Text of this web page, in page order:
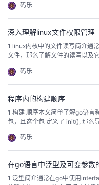
子
直
播
的
活
动
我
的
关
注
我
的
开
发
者
我
的
Programs
我
的
支
码。如果目标程序具有高权限，
件的访问权限。利用特权提升漏
码乐
深入理解linux文件权限管理
1 linux内核中的文件读写简介通
文件，那么了解文件的读写以及
所有的外围设备都是以文件形式
以处理程序与外设之间的所有访
码乐
程序内的构建顺序
1 构建 顺序本文简单了解go语言
包，且这个包 定义了 init(), 那么
码乐
在go语言中泛型及可变参数
1 泛型简介通常在go中使用